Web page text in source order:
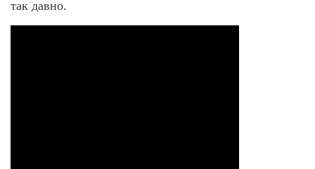
так давно.